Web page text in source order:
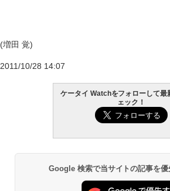
(増田 覚)
2011/10/28 14:07
ケータイ Watchをフォローして最
ェック！
Google 検索で当サイトの記事を優